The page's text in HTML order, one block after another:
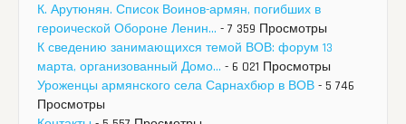
К. Арутюнян. Список Воинов-армян, погибших в
героической Обороне Ленин... - 7 359 Просмотры
К сведению занимающихся темой ВОВ: форум 13
марта, организованный Домо... - 6 021 Просмотры
Уроженцы армянского села Сарнахбюр в ВОВ - 5 746
Просмотры